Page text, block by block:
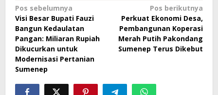
Navigasi
pos
Pos sebelumnya
Visi Besar Bupati Fauzi
Bangun Kedaulatan
Pangan: Miliaran Rupiah
Dikucurkan untuk
Modernisasi Pertanian
Sumenep
Pos berikutnya
Perkuat Ekonomi Desa,
Pembangunan Koperasi
Merah Putih Pakondang
Sumenep Terus Dikebut